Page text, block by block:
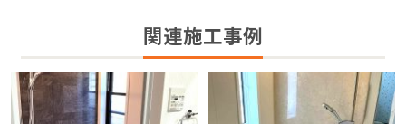
関連施工事例